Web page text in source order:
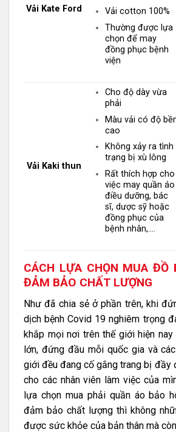
Vải Kate Ford
Vải cotton 100%
Thường được lựa
chọn để may
đồng phục bệnh
viện
Vải Kaki thun
Cho độ dày vừa
phải
Màu vải có độ
cao
Không xảy ra tình
trạng bị xù lông
Rất thích hợp cho
việc may quần áo
điều dưỡng, bác
sĩ, dược sỹ hoặc
đồng phục của
bệnh nhân,….
CÁCH LỰA CHỌN MUA ĐỒ
ĐẢM BẢO CHẤT LƯỢNG
Như đã chia sẻ ở phần trên, khi
dịch bệnh Covid 19 nghiêm trọng
khắp mọi nơi trên thế giới hiện nay
lớn, đứng đầu mỗi quốc gia và
giới đều đang cố gắng trang bị đầy
cho các nhân viên làm việc của
lựa chọn mua phải quần áo bảo
đảm bảo chất lượng thì không
được sức khỏe của bản thân mà